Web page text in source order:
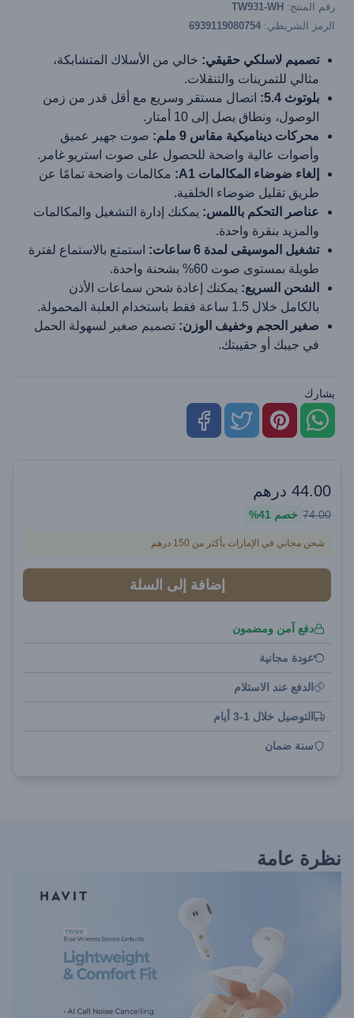
رقم المنتج: TW931-WH
الرمز الشريطي: 6939119080754
تصميم لاسلكي حقيقي: خالي من الأسلاك المتشابكة،
مثالي للتمرينات والتنقلات.
بلوتوث 5.4:
اتصال مستقر وسريع مع أقل قدر من زمن
الوصول، ونطاق يصل إلى 10 أمتار.
محركات ديناميكية مقاس 9 ملم:
صوت جهير عميق
وأصوات عالية واضحة للحصول على صوت استريو غامر.
إلغاء ضوضاء المكالمات A1:
مكالمات واضحة تمامًا عن
طريق تقليل ضوضاء الخلفية.
عناصر التحكم باللمس: يمكنك إدارة التشغيل والمكالمات
والمزيد بنقرة واحدة.
تشغيل الموسيقى لمدة 6 ساعات:
استمتع بالاستماع لفترة
طويلة بمستوى صوت 60% بشحنة واحدة.
الشحن السريع: يمكنك إعادة شحن سماعات الأذن
بالكامل خلال 1.5 ساعة فقط باستخدام العلبة المحمولة.
صغير الحجم وخفيف الوزن: تصميم صغير لسهولة الحمل
في جيبك أو حقيبتك.
يشارك
44.00 درهم
74.00 خصم 41%
شحن مجاني في الإمارات بأكثر من 150 درهم
إضافة إلى السلة
دفع آمن ومضمون
عودة مجانية
الدفع عند الاستلام
التوصيل خلال 1-3 أيام
سنة ضمان
نظرة عامة